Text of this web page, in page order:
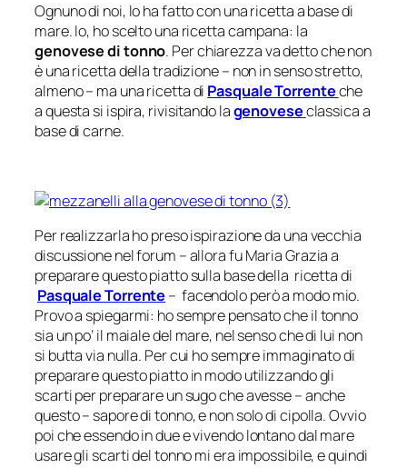
Ognuno di noi, lo ha fatto con una ricetta a base di
mare. Io, ho scelto una ricetta campana: la
genovese di tonno. Per chiarezza va detto che non
è una ricetta della tradizione – non in senso stretto,
almeno – ma una ricetta di Pasquale Torrenteche
a questa si ispira, rivisitando lagenoveseclassica a
base di carne.
Per realizzarla ho preso ispirazione da una vecchia
discussione nel forum – allora fu Maria Grazia a
preparare questo piatto sulla base della ricetta di
Pasquale Torrente – facendolo però a modo mio.
Provo a spiegarmi: ho sempre pensato che il tonno
sia un po’ il maiale del mare, nel senso che di lui non
si butta via nulla. Per cui ho sempre immaginato di
preparare questo piatto in modo utilizzando gli
scarti per preparare un sugo che avesse – anche
questo – sapore di tonno, e non solo di cipolla. Ovvio
poi che essendo in due e vivendo lontano dal mare
usare gli scarti del tonno mi era impossibile, e quindi